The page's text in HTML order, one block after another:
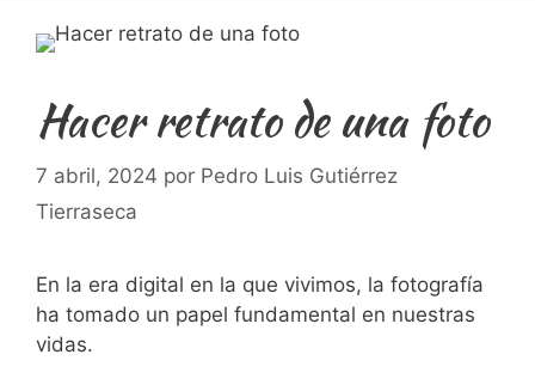
Hacer retrato de una foto
7 abril, 2024 por Pedro Luis Gutiérrez
Tierraseca
En la​ era digital en la que vivimos, la fotografía
‌ha‌ tomado un‍ papel ⁣fundamental en nuestras
vidas.